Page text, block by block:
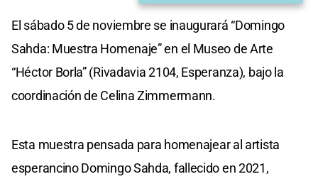
El sábado 5 de noviembre se inaugurará “Domingo
Sahda: Muestra Homenaje” en el Museo de Arte
“Héctor Borla” (Rivadavia 2104, Esperanza), bajo la
coordinación de Celina Zimmermann.
Esta muestra pensada para homenajear al artista
esperancino Domingo Sahda, fallecido en 2021,